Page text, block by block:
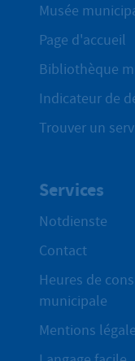
Musée
Page d'accueil
Bibliothèque
Indicateur de
Trouver un
Services
Notdienste
Contact
Heures de
municipale
Mentions